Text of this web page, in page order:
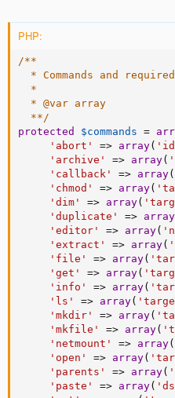
PHP:
/**
* Commands and
  *
  * @var array
  **/
protected
$commands =
'abort'
=> array(
'archive'
=> array(
'callback'
=> array(
'chmod'
=> array(
'dim'
=> array(
'duplicate'
=> array
'editor'
=> array(
'extract'
=> array(
'file'
=> array(
'get'
=> array(
'info'
=> array(
'ls'
=> array(
'mkdir'
=> array(
'mkfile'
=> array(
'netmount'
=> array(
'open'
=> array(
'parents'
=> array(
'paste'
=> array(